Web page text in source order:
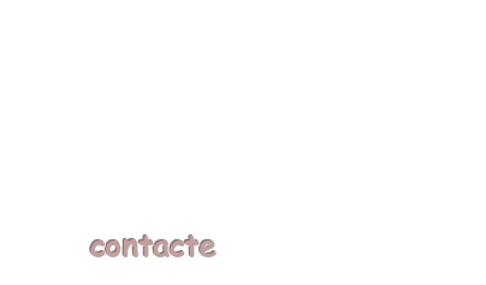
contacte